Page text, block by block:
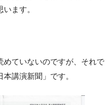
ます。
めていないのですが、それで
講演新聞」です。